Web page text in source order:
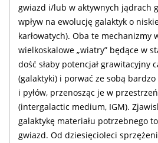
gwiazd i/lub w aktywnych jądrach
wpływ na ewolucję galaktyk o
karłowatych). Oba te mechanizmy
wielkoskalowe „wiatry” będące w
dość słaby potencjał grawitacyjny
(galaktyki) i porwać ze sobą
i pyłów, przenosząc je w
(intergalactic medium, IGM).
galaktykę materiału potrzebnego
gwiazd. Od dziesięcioleci